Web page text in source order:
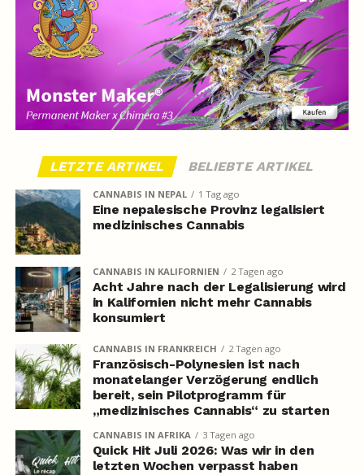
LETZTE ARTIKEL BELIEBTE ARTIKEL
CANNABIS IN NEPAL 1 Tag ago
Eine nepalesische Provinz legalisiert
medizinisches Cannabis
CANNABIS IN KALIFORNIEN 2 Tagen ago
Acht Jahre nach der Legalisierung wird
in Kalifornien nicht mehr Cannabis
konsumiert
CANNABIS IN FRANKREICH 2 Tagen ago
Französisch-Polynesien ist nach
monatelanger Verzögerung endlich
bereit, sein Pilotprogramm für
„medizinisches Cannabis“ zu starten
CANNABIS IN AFRIKA 3 Tagen ago
Quick Hit Juli 2026: Was wir in den
letzten Wochen verpasst haben